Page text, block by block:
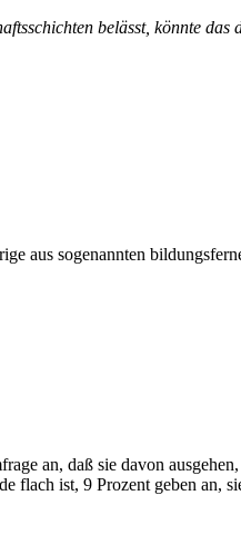
belässt, könnte das
aus sogenannten
an, daß sie davon
ist, 9 Prozent geben an,